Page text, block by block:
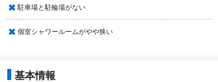
× 駐車場と駐輪場がない
× 個室シャワールームがやや狭い
基本情報